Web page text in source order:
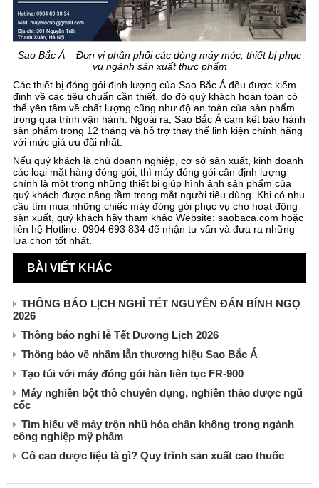
Sao Bắc Á – Đơn vị phân phối các dòng máy móc, thiết bị phục
vụ ngành sản xuất thực phẩm
Các thiết bị đóng gói định lượng của Sao Bắc Á đều được kiểm
định về các tiêu chuẩn cần thiết, do đó quý khách hoàn toàn có
thể yên tâm về chất lượng cũng như độ an toàn của sản phẩm
trong quá trình vận hành. Ngoài ra, Sao Bắc Á cam kết bảo hành
sản phẩm trong 12 tháng và hỗ trợ thay thế linh kiện chính hãng
với mức giá ưu đãi nhất.
Nếu quý khách là chủ doanh nghiệp, cơ sở sản xuất, kinh doanh
các loại mặt hàng đóng gói, thì máy đóng gói cân định lượng
chính là một trong những thiết bị giúp hình ảnh sản phẩm của
quý khách được nâng tầm trong mắt người tiêu dùng. Khi có nhu
cầu tìm mua những chiếc máy đóng gói phục vụ cho hoạt động
sản xuất, quý khách hãy tham khảo Website: saobaca.com hoặc
liên hệ Hotline: 0904 693 834 để nhận tư vấn và đưa ra những
lựa chọn tốt nhất.
BÀI VIẾT KHÁC
THÔNG BÁO LỊCH NGHỈ TẾT NGUYÊN ĐÁN BÍNH NGỌ
2026
Thông báo nghỉ lễ Tết Dương Lịch 2026
Thông báo về nhầm lẫn thương hiệu Sao Bắc Á
Tạo túi với máy đóng gói hàn liên tục FR-900
Máy nghiền bột thô chuyên dụng, nghiền thảo dược ngũ
cốc
Tìm hiểu về máy trộn nhũ hóa chân không trong ngành
công nghiệp mỹ phẩm
Cô cao dược liệu là gì? Quy trình sản xuất cao thuốc